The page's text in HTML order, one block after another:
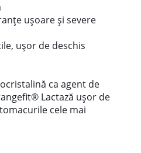
ușoare și severe
ușor de deschis
ca agent de
Lactază ușor de
cele mai